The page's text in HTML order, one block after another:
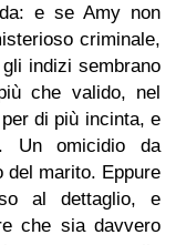
e se Amy non
criminale,
indizi sembrano
che valido, nel
di più incinta, e
Un omicidio da
del marito. Eppure
al dettaglio, e
che sia davvero